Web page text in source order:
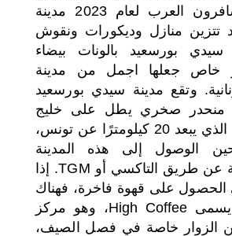
للشباب والمسافرون العرب لعام 2023 مدينة
تتزين منازل وديكورات ونقوش
سيدي بورسعيد بالونات بيضاء
خاص جعلها اجمل من مدينة
وتقع مدينة سيدي بورسعيد
منحدر صخري يطل على خليج
تونس وقرطاج الذي يبعد 20 كيلومترًا عن تونس،
الوصول إلى هذه المدينة
Valiant بسهولة عن طريق التاكسي أو TGM. إذا
على قهوة فاخرة، فهناك
مكان سياحي يسمى High Coffee، وهو مركز
الزوار خاصة في فصل الصيف،